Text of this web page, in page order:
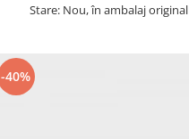
Stare: Nou, în ambalaj original
-40%